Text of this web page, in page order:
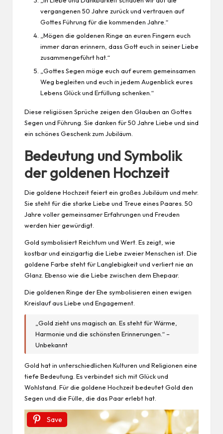
vergangenen 50 Jahre zurück und vertrauen auf
Gottes Führung für die kommenden Jahre.“
„Mögen die goldenen Ringe an euren Fingern euch
immer daran erinnern, dass Gott euch in seiner Liebe
zusammengeführt hat.“
„Gottes Segen möge euch auf eurem gemeinsamen
Weg begleiten und euch in jedem Augenblick eures
Lebens Glück und Erfüllung schenken.“
Diese religiösen Sprüche zeigen den Glauben an Gottes
Segen und Führung. Sie danken für 50 Jahre Liebe und sind
ein schönes Geschenk zum Jubiläum.
Bedeutung und Symbolik
der goldenen Hochzeit
Die goldene Hochzeit feiert ein großes Jubiläum und mehr.
Sie steht für die starke Liebe und Treue eines Paares. 50
Jahre voller gemeinsamer Erfahrungen und Freuden
werden hier gewürdigt.
Gold symbolisiert Reichtum und Wert. Es zeigt, wie
kostbar und einzigartig die Liebe zweier Menschen ist. Die
goldene Farbe steht für Langlebigkeit und verliert nie an
Glanz. Ebenso wie die Liebe zwischen dem Ehepaar.
Die goldenen Ringe der Ehe symbolisieren einen ewigen
Kreislauf aus Liebe und Engagement.
„Gold zieht uns magisch an. Es steht für Wärme,
Harmonie und die schönsten Erinnerungen.“ –
Unbekannt
Gold hat in unterschiedlichen Kulturen und Religionen eine
tiefe Bedeutung. Es verbindet sich mit Glück und
Wohlstand. Für die goldene Hochzeit bedeutet Gold den
Segen und die Fülle, die das Paar erlebt hat.
Save